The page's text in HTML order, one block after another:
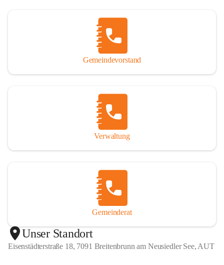
Gemeindevorstand
Verwaltung
Gemeinderat
Unser Standort
Eisenstädterstraße 18, 7091 Breitenbrunn am Neusiedler See, AUT